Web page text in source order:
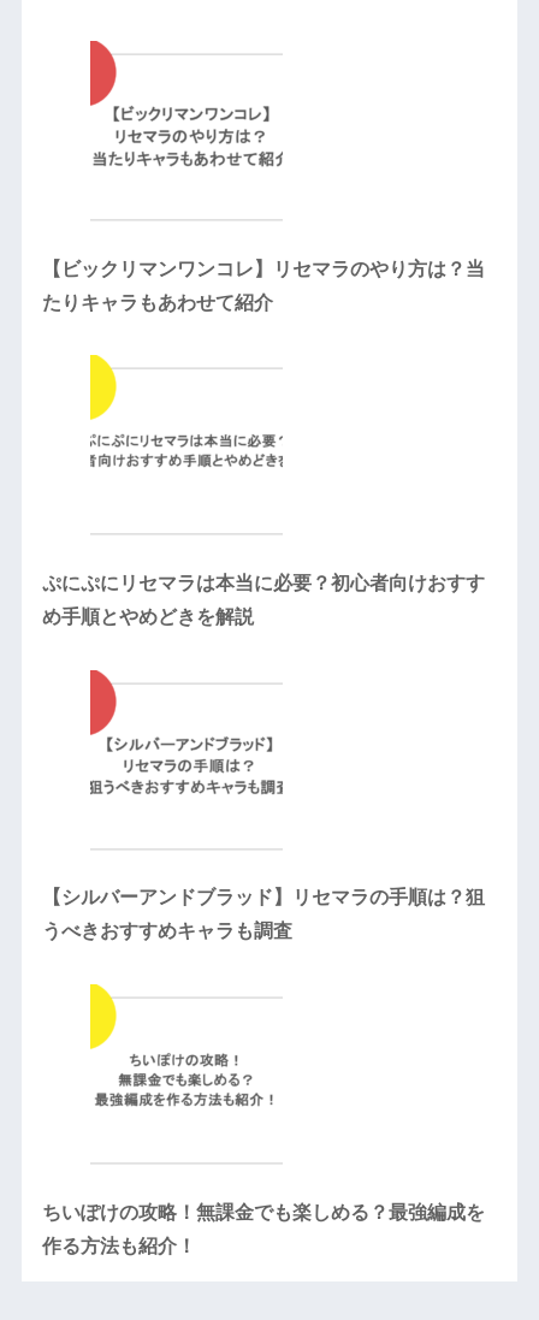
【ビックリマンワンコレ】リセマラのやり方は？当
たりキャラもあわせて紹介
ぷにぷにリセマラは本当に必要？初心者向けおすす
め手順とやめどきを解説
【シルバーアンドブラッド】リセマラの手順は？狙
うべきおすすめキャラも調査
ちいぽけの攻略！無課金でも楽しめる？最強編成を
作る方法も紹介！